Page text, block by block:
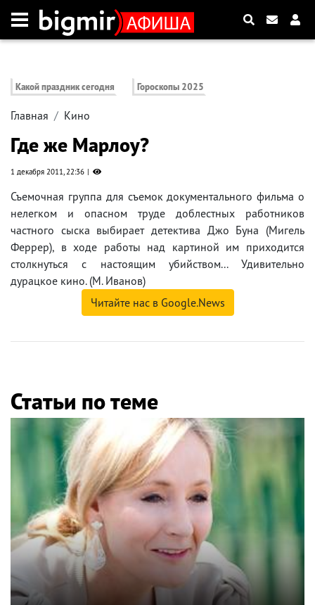
Какой праздник сегодня Гороскопы 2025
Главная Кино
Где же Марлоу?
1 декабря 2011, 22:36
Съемочная группа для съемок документального фильма о
нелегком и опасном труде доблестных работников
частного сыска выбирает детектива Джо Буна (Мигель
Феррер), в ходе работы над картиной им приходится
столкнуться с настоящим убийством... Удивительно
дурацкое кино. (М. Иванов)
Читайте нас в Google.News
Статьи по теме